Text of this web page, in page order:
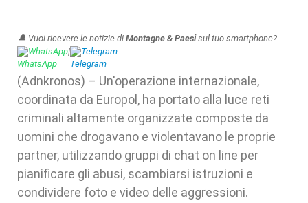
🔔 Vuoi ricevere le notizie di Montagne & Paesisul tuo smartphone?
WhatsApp| Telegram
(Adnkronos) – Un'operazione internazionale,
coordinata da Europol, ha portato alla luce reti
criminali altamente organizzate composte da
uomini che drogavano e violentavano le proprie
partner, utilizzando gruppi di chat on line per
pianificare gli abusi, scambiarsi istruzioni e
condividere foto e video delle aggressioni.